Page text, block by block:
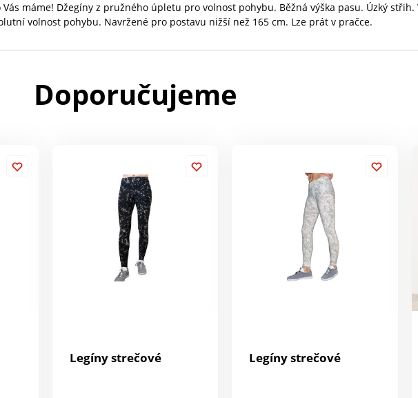
máme! Džegíny z pružného úpletu pro volnost pohybu. Běžná výška pasu. Úzký
volnost pohybu. Navržené pro postavu nižší než 165 cm. Lze prát v pračce.
Doporučujeme
Legíny strečové Legíny strečové